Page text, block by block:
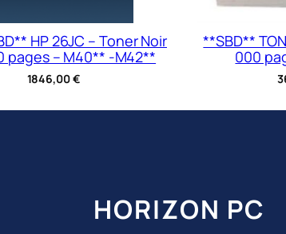
HP 26JC – Toner Noir
pages – M40** -M42**
1846,00€
**SBD**
000
HORIZON PC